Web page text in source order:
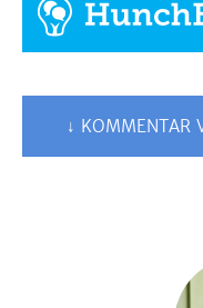
↓ KOMMENTAR